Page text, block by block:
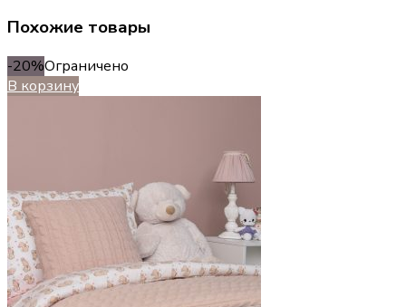
Похожие товары
-20%Ограничено
В корзину